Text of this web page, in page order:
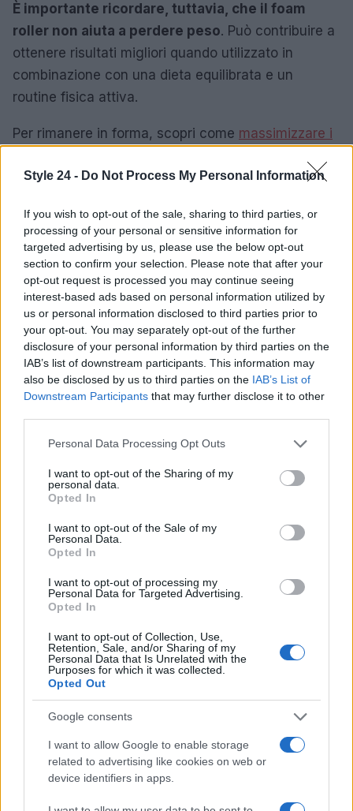
Style 24 - Do Not Process My Personal Information
If you wish to opt-out of the sale, sharing to third parties, or
processing of your personal or sensitive information for
targeted advertising by us, please use the below opt-out
section to confirm your selection. Please note that after your
opt-out request is processed you may continue seeing
interest-based ads based on personal information utilized by
us or personal information disclosed to third parties prior to
your opt-out. You may separately opt-out of the further
disclosure of your personal information by third parties on the
IAB’s list of downstream participants. This information may
also be disclosed by us to third parties on the IAB’s List of
Downstream Participants that may further disclose it to other
Please note that this website/app uses one or more Google
not limited to your visit or usage behaviour. You may click to
grant or deny consent to Google and its third-party tags to
use your data for below specified purposes in below Google
consent section.
Personal Data Processing Opt Outs
I want to opt-out of the Sharing of my
personal data.
Opted In
I want to opt-out of the Sale of my
Personal Data.
Opted In
I want to opt-out of processing my
Personal Data for Targeted Advertising.
Opted In
I want to opt-out of Collection, Use,
Retention, Sale, and/or Sharing of my
Personal Data that Is Unrelated with the
Purposes for which it was collected.
Opted Out
Google consents
I want to allow Google to enable storage
related to advertising like cookies on web or
device identifiers in apps.
È importante ricordare, tuttavia, che il foam
roller non aiuta a perdere peso. Può contribuire a
ottenere risultati migliori quando utilizzato in
combinazione con una dieta equilibrata e un
routine fisica attiva.
Per rimanere in forma, scopri come massimizzare i
AUTORE
Redazione di style24
Continua a leggere
FITNESS